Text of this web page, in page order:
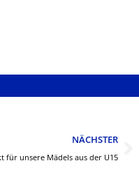
NÄCHSTER
für unsere Mädels aus der U15